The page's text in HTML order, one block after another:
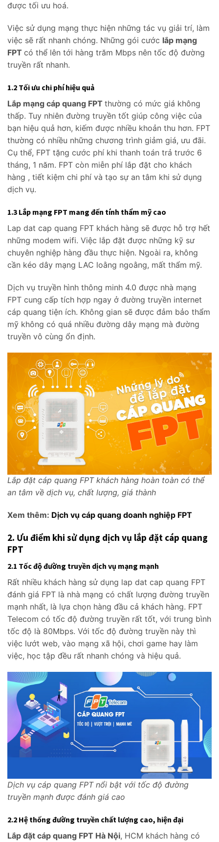
được tối ưu hoá.
Việc sử dụng mạng thực hiện những tác vụ giải trí, làm
việc sẽ rất nhanh chóng. Những gói cước lắp mạng
FPT có thể lên tới hàng trăm Mbps nên tốc độ đường
truyền rất nhanh.
1.2 Tối ưu chi phí hiệu quả
Lắp mạng cáp quang FPT thường có mức giá không
thấp. Tuy nhiên đường truyền tốt giúp công việc của
bạn hiệu quả hơn, kiếm được nhiều khoản thu hơn. FPT
thường có nhiều những chương trình giảm giá, ưu đãi.
Cụ thể, FPT tặng cước phí khi thanh toán trả trước 6
tháng, 1 năm. FPT còn miễn phí lắp đặt cho khách
hàng , tiết kiệm chi phí và tạo sự an tâm khi sử dụng
dịch vụ.
1.3 Lắp mạng FPT mang đến tính thẩm mỹ cao
Lap dat cap quang FPT khách hàng sẽ được hỗ trợ hết
những modem wifi. Việc lắp đặt được những kỹ sư
chuyên nghiệp hàng đầu thực hiện. Ngoài ra, không
cần kéo dây mạng LAC loằng ngoằng, mất thẩm mỹ.
Dịch vụ truyền hình thông minh 4.0 được nhà mạng
FPT cung cấp tích hợp ngay ở đường truyền internet
cáp quang tiện ích. Không gian sẽ được đảm bảo thẩm
mỹ không có quá nhiều đường dây mạng mà đường
truyền vô cùng ổn định.
Lắp đặt cáp quang FPT khách hàng hoàn toàn có thể
an tâm về dịch vụ, chất lượng, giá thành
Xem thêm: Dịch vụ cáp quang doanh nghiệp FPT
2. Ưu điểm khi sử dụng dịch vụ lắp đặt cáp quang
FPT
2.1 Tốc độ đường truyền dịch vụ mạng mạnh
Rất nhiều khách hàng sử dụng lap dat cap quang FPT
đánh giá FPT là nhà mạng có chất lượng đường truyền
mạnh nhất, là lựa chọn hàng đầu cả khách hàng. FPT
Telecom có tốc độ đường truyền rất tốt, với trung bình
tốc độ là 80Mbps. Với tốc độ đường truyền này thì
việc lướt web, vào mạng xã hội, chơi game hay làm
việc, học tập đều rất nhanh chóng và hiệu quả.
Dịch vụ cáp quang FPT nổi bật với tốc độ đường
truyền mạnh được đánh giá cao
2.2 Hệ thống đường truyền chất lượng cao, hiện đại
Lắp đặt cáp quang FPT Hà Nội, HCM khách hàng có